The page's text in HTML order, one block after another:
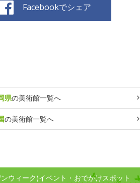
Facebookでシェア
県の美術館一覧へ
の美術館一覧へ
ウィーク)イベント・おでかけスポット